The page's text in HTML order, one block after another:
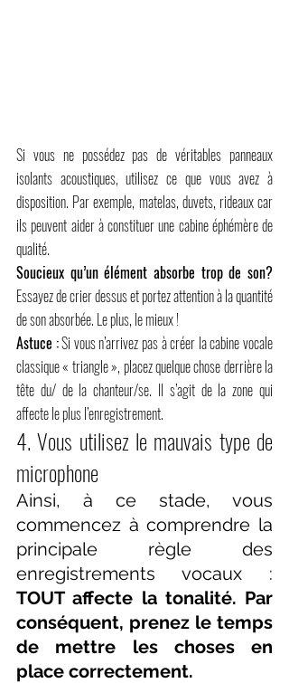
Si vous ne possédez pas de véritables panneaux
isolants acoustiques, utilisez ce que vous avez à
disposition. Par exemple, matelas, duvets, rideaux car
ils peuvent aider à constituer une cabine éphémère de
qualité.
Soucieux qu’un élément absorbe trop de son?
Essayez de crier dessus et portez attention à la quantité
de son absorbée. Le plus, le mieux !
Astuce : Si vous n’arrivez pas à créer la cabine vocale
classique « triangle », placez quelque chose derrière la
tête du/ de la chanteur/se. Il s’agit de la zone qui
affecte le plus l’enregistrement.
4. Vous utilisez le mauvais type de
microphone
Ainsi, à ce stade, vous
commencez à comprendre la
principale règle des
TOUT affecte la tonalité. Par
conséquent, prenez le temps
de mettre les choses en
place correctement.